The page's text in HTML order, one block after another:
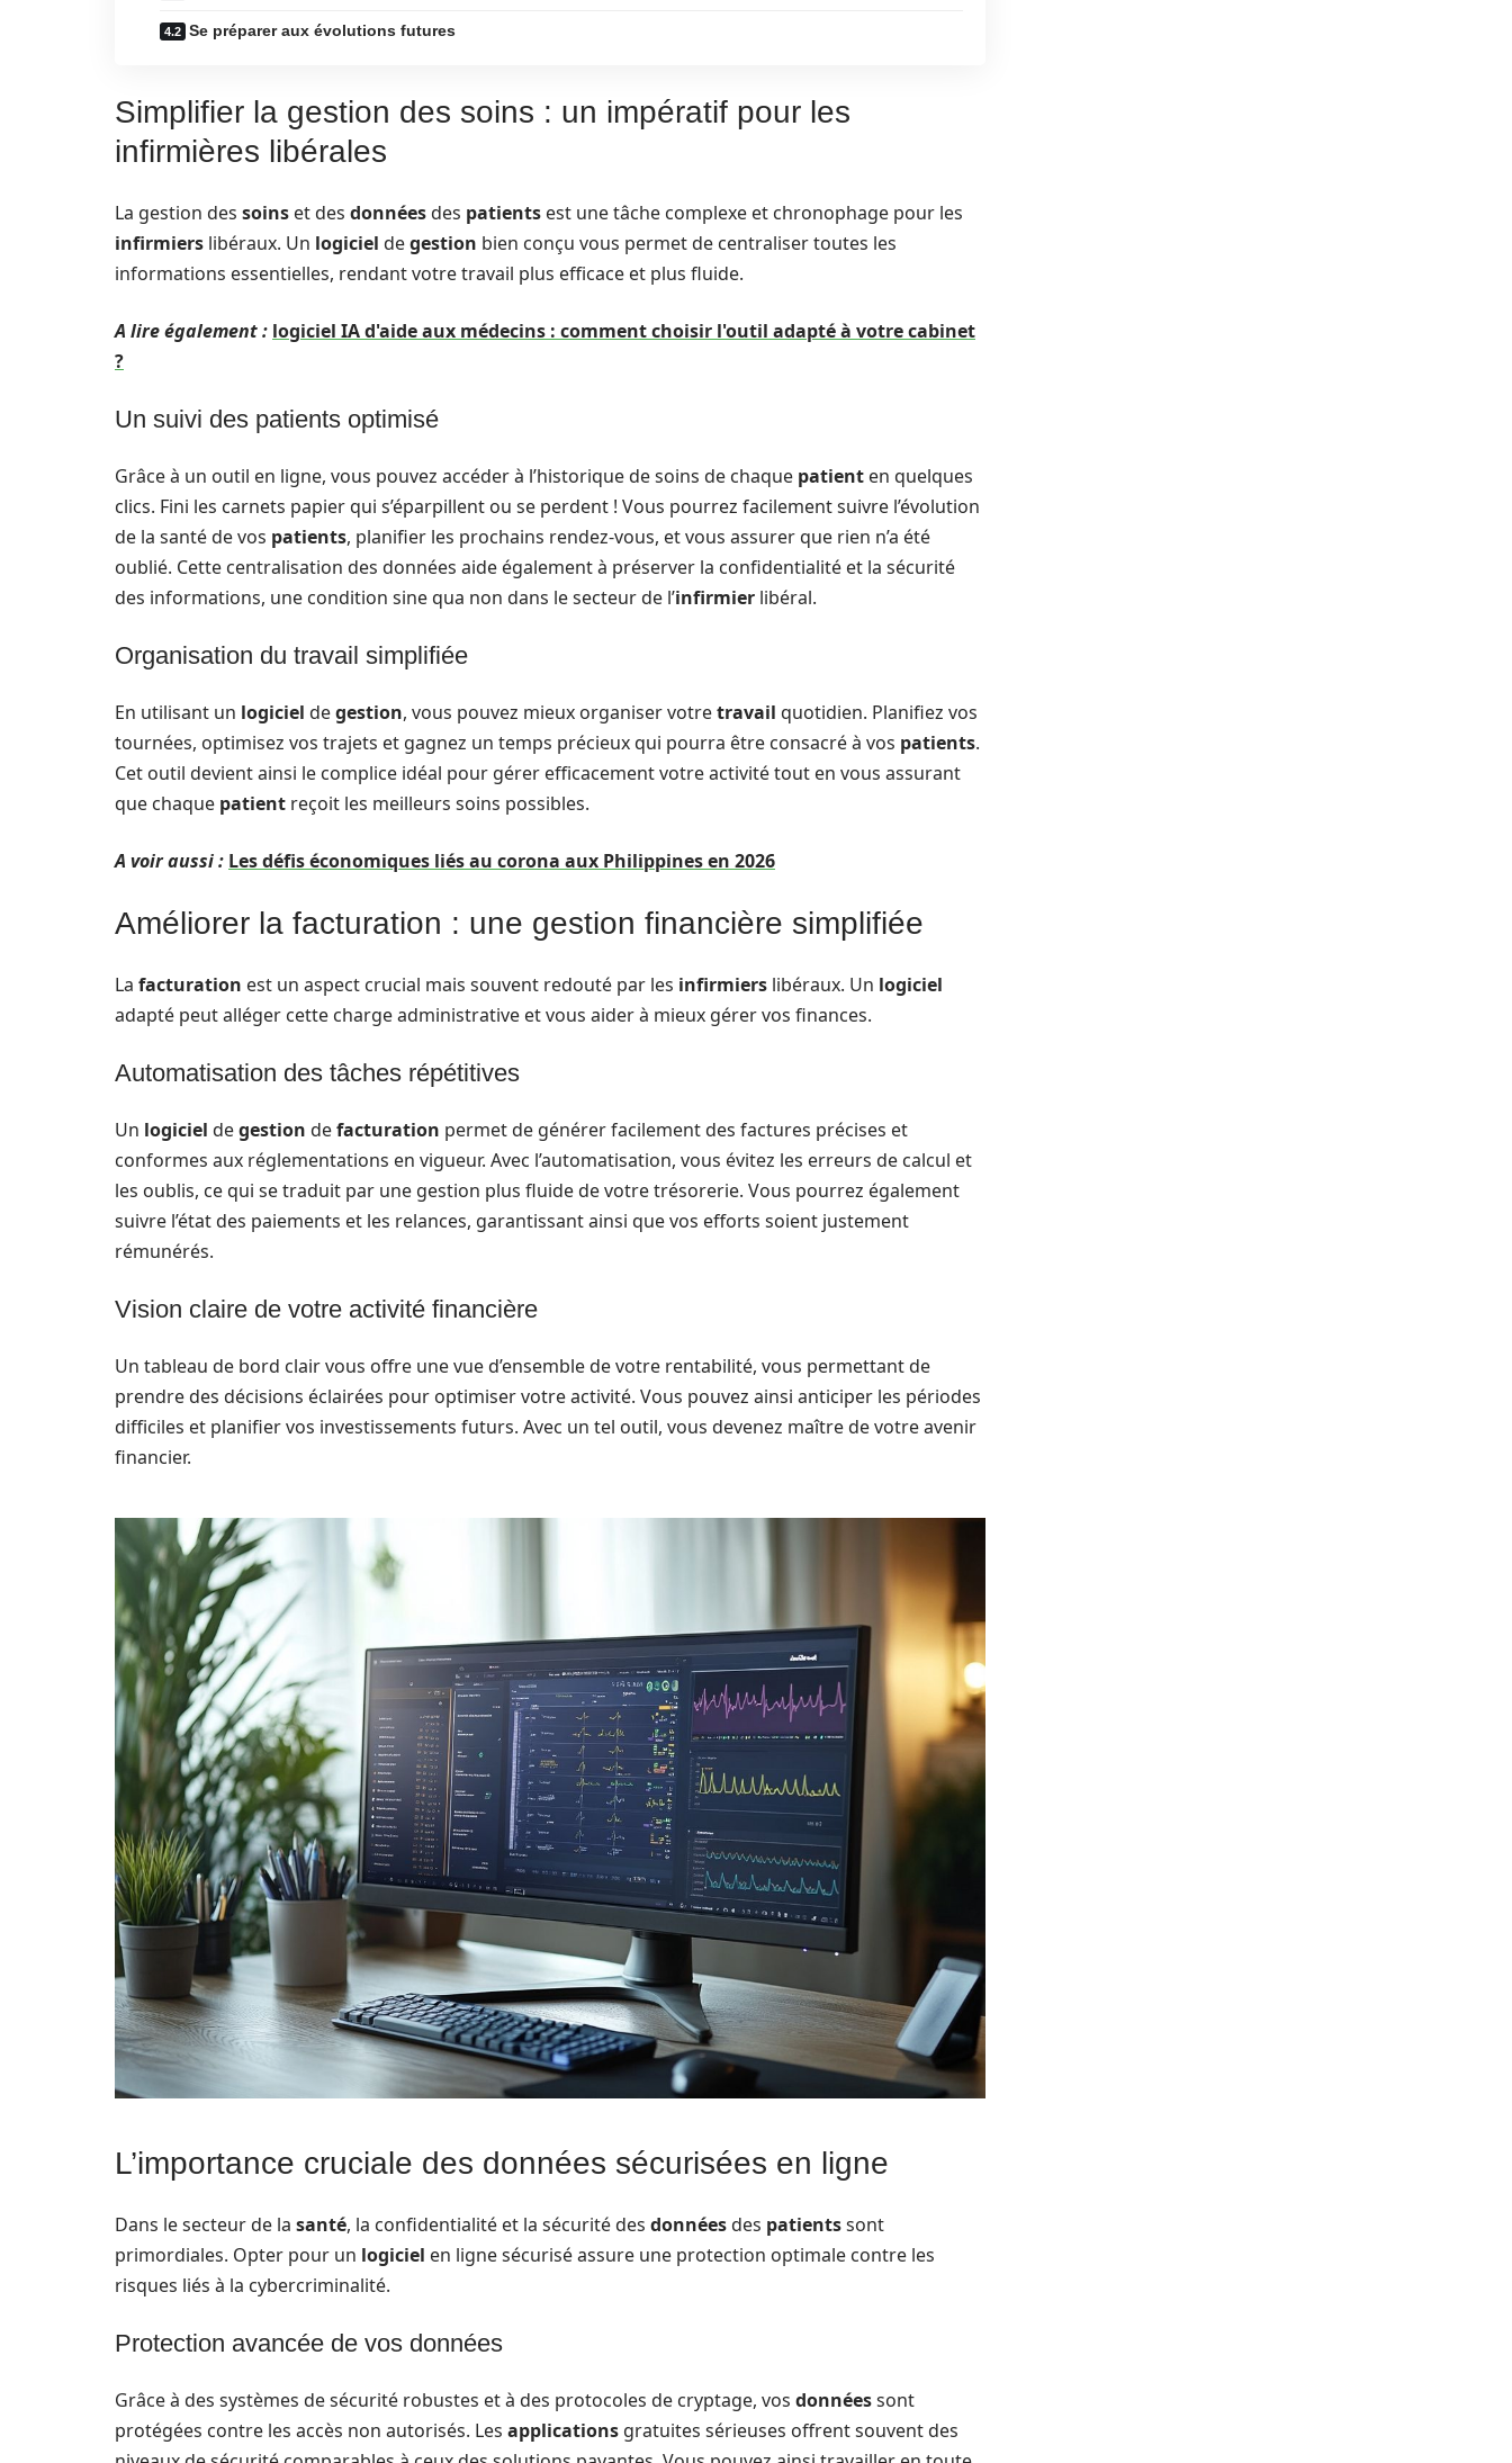
Se préparer aux évolutions futures
Simplifier la gestion des soins : un impératif pour les
infirmières libérales
La gestion des soins et des donnéesdes patients est une tâche complexe et chronophage pour les
infirmiers libéraux. Un logiciel degestion bien conçu vous permet de centraliser toutes les
informations essentielles, rendant votre travail plus efficace et plus fluide.
A lire également : logiciel IA d'aide aux médecins : comment choisir l'outil adapté à votre cabinet
?
Un suivi des patients optimisé
Grâce à un outil en ligne, vous pouvez accéder à l’historique de soins de chaque patient en quelques
clics. Fini les carnets papier qui s’éparpillent ou se perdent ! Vous pourrez facilement suivre l’évolution
de la santé de vos patients, planifier les prochains rendez-vous, et vous assurer que rien n’a été
oublié. Cette centralisation des données aide également à préserver la confidentialité et la sécurité
des informations, une condition sine qua non dans le secteur de l’infirmier libéral.
Organisation du travail simplifiée
En utilisant un logiciel degestion, vous pouvez mieux organiser votretravail quotidien. Planifiez vos
tournées, optimisez vos trajets et gagnez un temps précieux qui pourra être consacré à vos patients.
Cet outil devient ainsi le complice idéal pour gérer efficacement votre activité tout en vous assurant
que chaque patient reçoit les meilleurs soins possibles.
A voir aussi : Les défis économiques liés au corona aux Philippines en 2026
Améliorer la facturation : une gestion financière simplifiée
La facturation est un aspect crucial mais souvent redouté par les infirmiers libéraux. Un logiciel
adapté peut alléger cette charge administrative et vous aider à mieux gérer vos finances.
Automatisation des tâches répétitives
Un logiciel degestion defacturation permet de générer facilement des factures précises et
conformes aux réglementations en vigueur. Avec l’automatisation, vous évitez les erreurs de calcul et
les oublis, ce qui se traduit par une gestion plus fluide de votre trésorerie. Vous pourrez également
suivre l’état des paiements et les relances, garantissant ainsi que vos efforts soient justement
rémunérés.
Vision claire de votre activité financière
Un tableau de bord clair vous offre une vue d’ensemble de votre rentabilité, vous permettant de
prendre des décisions éclairées pour optimiser votre activité. Vous pouvez ainsi anticiper les périodes
difficiles et planifier vos investissements futurs. Avec un tel outil, vous devenez maître de votre avenir
financier.
L’importance cruciale des données sécurisées en ligne
Dans le secteur de la santé, la confidentialité et la sécurité des donnéesdes patientssont
primordiales. Opter pour un logiciel en ligne sécurisé assure une protection optimale contre les
risques liés à la cybercriminalité.
Protection avancée de vos données
Grâce à des systèmes de sécurité robustes et à des protocoles de cryptage, vos donnéessont
protégées contre les accès non autorisés. Les applications gratuites sérieuses offrent souvent des